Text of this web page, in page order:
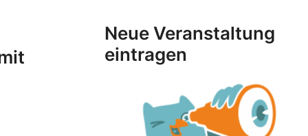
Neue Veranstaltung
eintragen